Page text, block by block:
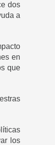
dos
a
en
que
los